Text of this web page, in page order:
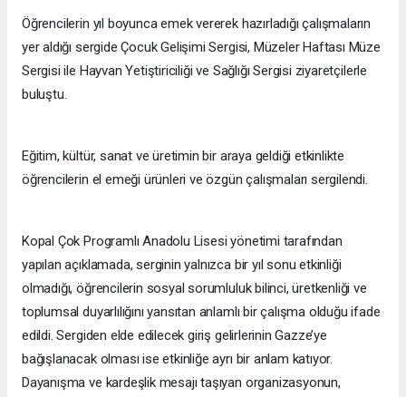
Öğrencilerin yıl boyunca emek vererek hazırladığı çalışmaların
yer aldığı sergide Çocuk Gelişimi Sergisi, Müzeler Haftası Müze
Sergisi ile Hayvan Yetiştiriciliği ve Sağlığı Sergisi ziyaretçilerle
buluştu.
Eğitim, kültür, sanat ve üretimin bir araya geldiği etkinlikte
öğrencilerin el emeği ürünleri ve özgün çalışmaları sergilendi.
Kopal Çok Programlı Anadolu Lisesi yönetimi tarafından
yapılan açıklamada, serginin yalnızca bir yıl sonu etkinliği
olmadığı, öğrencilerin sosyal sorumluluk bilinci, üretkenliği ve
toplumsal duyarlılığını yansıtan anlamlı bir çalışma olduğu ifade
edildi. Sergiden elde edilecek giriş gelirlerinin Gazze’ye
bağışlanacak olması ise etkinliğe ayrı bir anlam katıyor.
Dayanışma ve kardeşlik mesajı taşıyan organizasyonun,